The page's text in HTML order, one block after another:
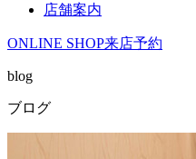
店舗案内
ONLINE SHOP来店予約
blog
ブログ